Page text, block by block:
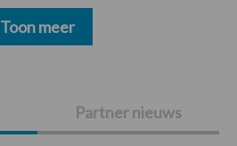
Partner nieuws
Toon meer